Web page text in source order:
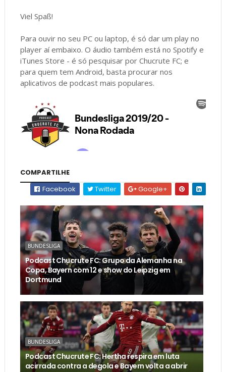
Viel Spaß!
Para ouvir no seu PC ou laptop, é só dar um play no
player aí embaixo. O áudio também está no Spotify e
iTunes Store - é só pesquisar por Chucrute FC; e
para quem tem Android, basta procurar nos
aplicativos de podcast mais populares.
COMPARTILHE
Facebook
Twitter Google+
BUNDESLIGA
Podcast Chucrute FC: Grupo da Alemanha na
Copa, Bayern com 12 e show do Leipzig em
Dortmund
BUNDESLIGA
Podcast Chucrute FC: Hertha respira em luta
acirrada contra a degola e Bayern volta a abrir